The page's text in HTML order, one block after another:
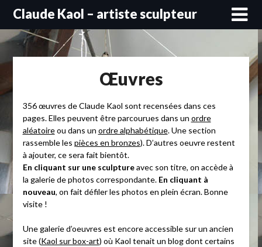
Skip
content
Claude Kaol – artiste sculpteur
Œuvres
356 œuvres de Claude Kaol sont recensées dans ces
pages. Elles peuvent être parcourues dans un ordre
aléatoireou dans un ordre alphabétique. Une section
rassemble les pièces en bronzes). D’autres oeuvre restent
à ajouter, ce sera fait bientôt.
En cliquant sur une sculptureavec son titre, on accède à
la galerie de photos correspondante. En cliquant à
nouveau, on fait défiler les photos en plein écran. Bonne
visite !
Une galerie d’oeuvres est encore accessible sur un ancien
site (Kaol sur box-art) où Kaol tenait un blog dont certains